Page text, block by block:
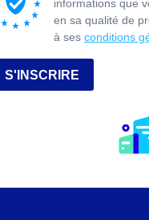
informations que
en sa qualité de
à ses conditions
S'INSCRIRE